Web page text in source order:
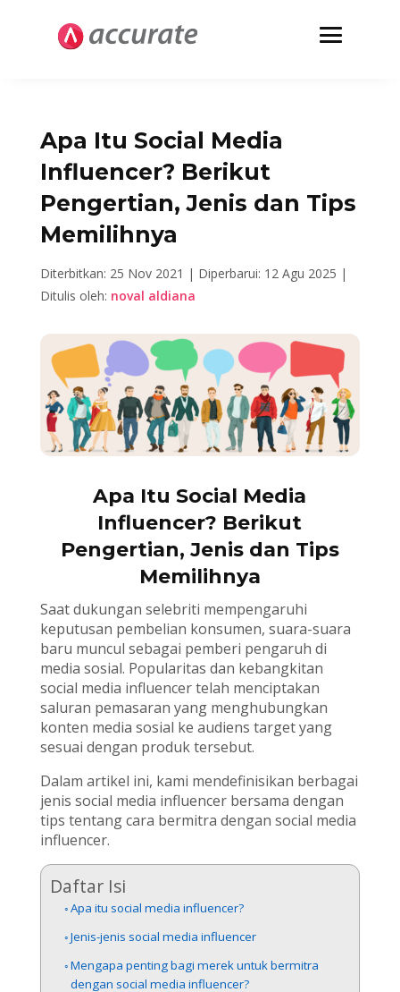
Apa Itu Social Media
Influencer? Berikut
Pengertian, Jenis dan Tips
Memilihnya
Diterbitkan: 25 Nov 2021 | Diperbarui: 12 Agu 2025 |
Ditulis oleh: noval aldiana
Apa Itu Social Media
Influencer? Berikut
Pengertian, Jenis dan Tips
Memilihnya
Saat dukungan selebriti mempengaruhi
keputusan pembelian konsumen, suara-suara
baru muncul sebagai pemberi pengaruh di
media sosial. Popularitas dan kebangkitan
social media influencer telah menciptakan
saluran pemasaran yang menghubungkan
konten media sosial ke audiens target yang
sesuai dengan produk tersebut.
Dalam artikel ini, kami mendefinisikan berbagai
jenis social media influencer bersama dengan
tips tentang cara bermitra dengan social media
influencer.
Daftar Isi
Apa itu social media influencer?
Jenis-jenis social media influencer
Mengapa penting bagi merek untuk bermitra
dengan social media influencer?